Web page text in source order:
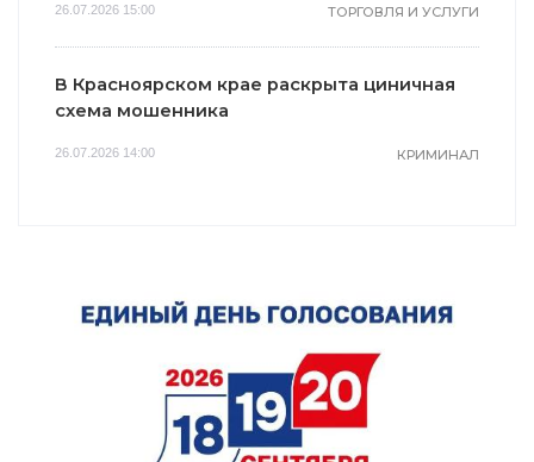
26.07.2026 15:00 ТОРГОВЛЯ И УСЛУГИ
В Красноярском крае раскрыта циничная
схема мошенника
26.07.2026 14:00 КРИМИНАЛ